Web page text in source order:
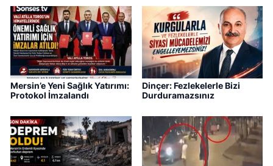
Mersin’e Yeni Sağlık Yatırımı:
Protokol İmzalandı
Dinçer: Fezlekelerle Bizi
Durduramazsınız